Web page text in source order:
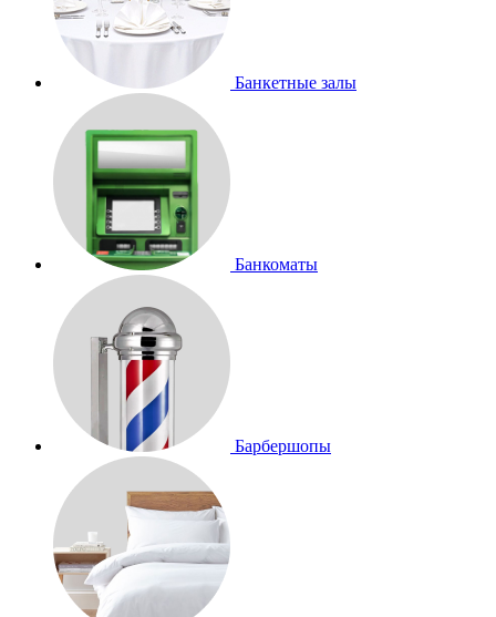
Банкетные залы
Банкоматы
Барбершопы